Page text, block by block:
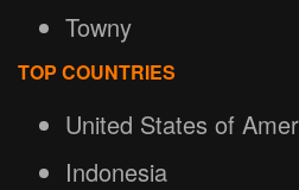
Towny
TOP COUNTRIES
United States of
Indonesia